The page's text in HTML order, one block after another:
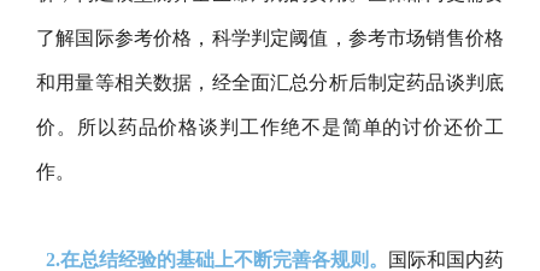
了解国际参考价格，科学判定阈值，参考市场销售价格
和用量等相关数据，经全面汇总分析后制定药品谈判底
价。所以药品价格谈判工作绝不是简单的讨价还价工
作。
2.在总结经验的基础上不断完善各规则。 国际和国内药